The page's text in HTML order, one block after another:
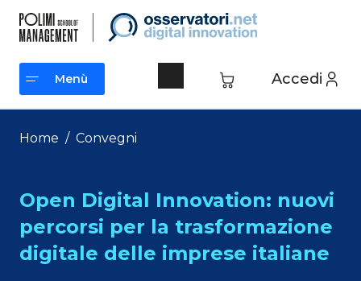
contenuto
Accedi
Menù
Menù
Home / Convegni
Open Digital Innovation: nuovi
percorsi per la trasformazione
digitale delle imprese italiane